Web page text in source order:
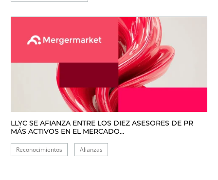
LLYC SE AFIANZA ENTRE LOS DIEZ ASESORES DE PR
MÁS ACTIVOS EN EL MERCADO...
Reconocimientos Alianzas